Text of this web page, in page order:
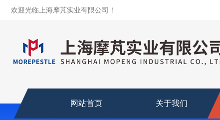
欢迎光临上海摩芃实业有限公司！
网站首页 关于我们